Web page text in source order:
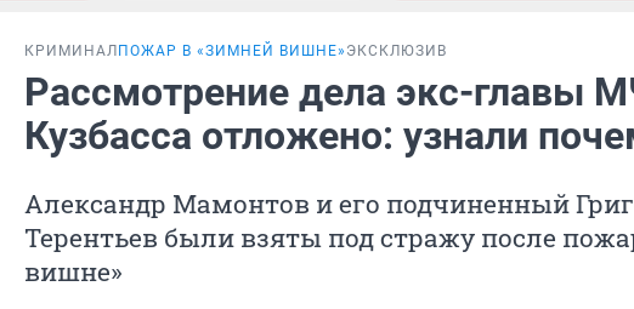
КРИМИНАЛ ПОЖАР В «ЗИМНЕЙ ВИШНЕ» ЭКСКЛЮЗИВ
Рассмотрение дела экс-главы
Кузбасса отложено: узнали
Александр Мамонтов и его подчиненный
Терентьев были взяты под стражу после
вишне»